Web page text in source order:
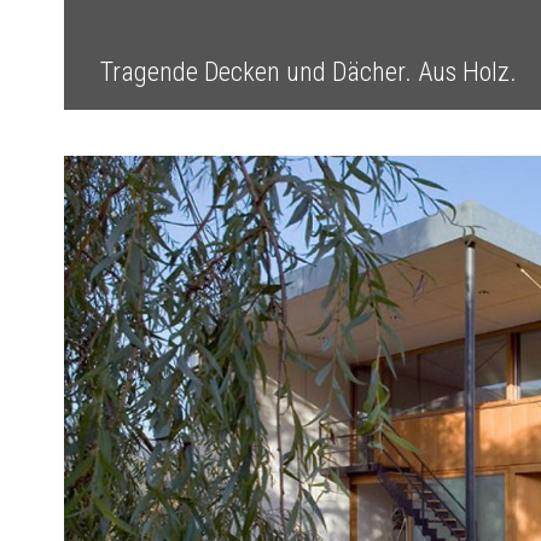
Tragende Decken und Dächer. Aus Holz.